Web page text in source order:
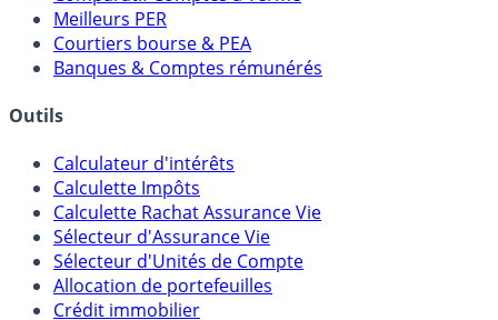
Comparatif Super Livrets
Comparatif Comptes à Terme
Meilleurs PER
Banques & Comptes rémunérés
Outils
Calculateur d'intérêts
Calculette Impôts
Calculette Rachat Assurance Vie
Sélecteur d'Assurance Vie
Sélecteur d'Unités de Compte